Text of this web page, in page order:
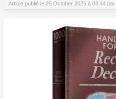
Article publié le 25 October 2025 à 08:44 par